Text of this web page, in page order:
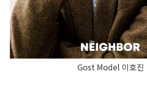
Gost Model 이호진